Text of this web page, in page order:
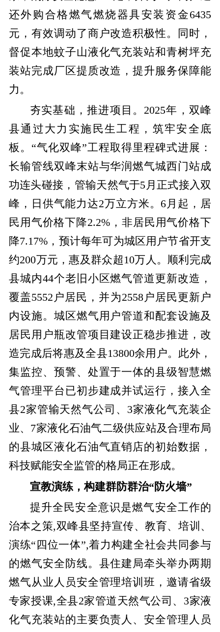
还外购合格燃气燃烧器具安装资金6435
元，有效调动了商户改造积极性。同时，
督促本地蚊子山液化气充装站和青树坪充
装站完成厂区提质改造，提升服务保障能
力。
夯实基础，推进项目。2025年，双峰
县通过大力实施民生工程，筑牢安全底
板。“气化双峰”工程取得里程碑式进展：
长输管线双峰末站与华润燃气城西门站成
功连头碰接，管输天然气于5月正式接入双
峰，日供气能力达2万立方米。6月起，居
民用气价格下降2.2%，非居民用气价格下
降7.17%，预计每年可为城区用户节省开支
约200万元，惠及群众超10万人。顺利完成
县城内44个老旧小区燃气管道更新改造，
覆盖5552户居民，并为2558户居民更新户
内设施。城区燃气用户管道和配套设施及
居民用户瓶改管项目建设正稳步推进，改
造完成后将惠及全县13800余用户。此外，
集监控、预警、处置于一体的县级智慧燃
气管理平台已初步建成并试运行，接入全
县2家管输天然气公司、3家液化气充装企
业、7家液化石油气二级供应站及合理布局
的县城区液化石油气直销店的初始数据，
科技赋能安全监管的格局正在形成。
宣教演练，构建群防群治“防火墙”
提升全民安全意识是燃气安全工作的
治本之策,双峰县坚持宣传、教育、培训、
演练“四位一体”,着力构建全社会共同参与
的燃气安全防线。县住建局牵头举办两期
燃气从业人员安全管理培训班，邀请省级
专家授课,全县2家管道天然气公司、3家液
化气充装站的主要负责人、安全管理人员